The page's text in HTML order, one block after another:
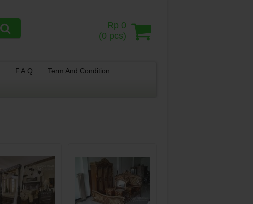
Rp 0
(0 pcs)
F.A.Q Term And Condition